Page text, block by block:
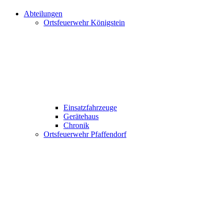
Abteilungen
Ortsfeuerwehr Königstein
Einsatzfahrzeuge
Gerätehaus
Chronik
Ortsfeuerwehr Pfaffendorf